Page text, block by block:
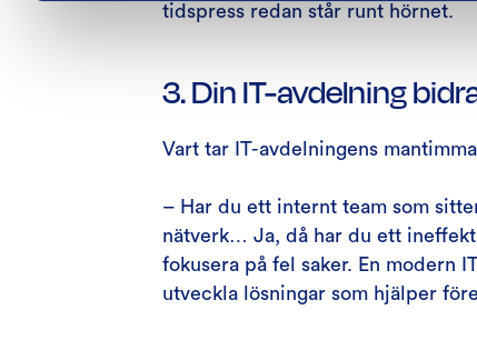
tidspress redan står runt hörnet.
3. Din IT-avdelning
Vart tar IT-avdelningens
– Har du ett internt team som
nätverk… Ja, då har du ett
fokusera på fel saker. En modern
utveckla lösningar som hjälper